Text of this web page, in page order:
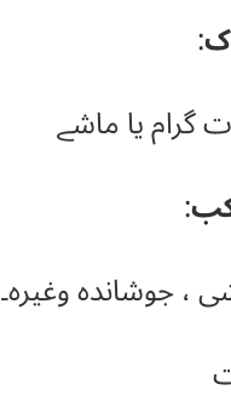
:
گرام یا ماشے
:
جوشاندہ وغیرہ۔